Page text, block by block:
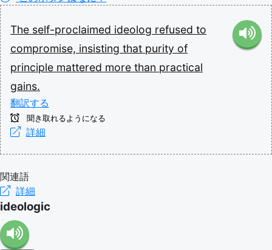
The self-proclaimed ideolog refused to
compromise, insisting that purity of
principle mattered more than practical
gains.
翻訳する
聞き取れるようになる
詳細
関連語
詳細
ideologic